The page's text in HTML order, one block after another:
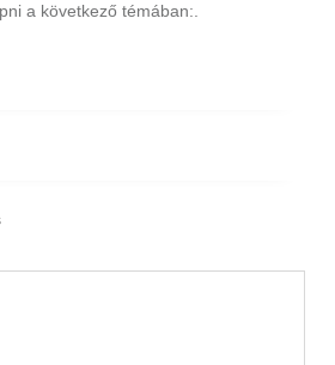
a következő témában:.